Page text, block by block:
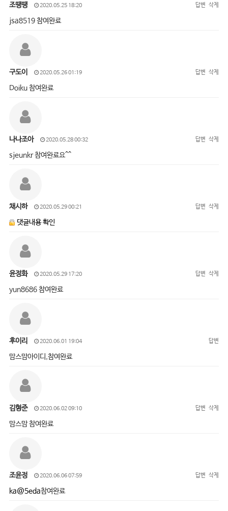
조땡땡 2020.05.25 18:20 답변 삭제
jsa8519 참여완료
구도이 2020.05.26 01:19 답변 삭제
Doiku 참여완료
나나조아 2020.05.28 00:32 답변 삭제
sjeunkr 참여완료요^^
채시하 2020.05.29 00:21 답변 삭제
댓글내용 확인
윤정화 2020.05.29 17:20 답변 삭제
yun8686 참여완료
후이리 2020.06.01 19:04 답변
맘스맘아이디,참여완료
김형준 2020.06.02 09:10 답변 삭제
맘스맘 참여완료
조윤정 2020.06.06 07:59 답변 삭제
ka@5eda참여완료